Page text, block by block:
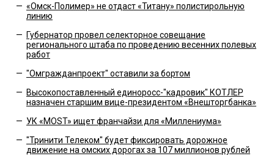
— «Омск-Полимер» не отдаст «Титану» полистирольную
линию
— Губернатор провел селекторное совещание
регионального штаба по проведению весенних полевых
работ
— "Омгражданпроект" оставили за бортом
— Высокопоставленный единоросс-"кадровик" КОТЛЕР
назначен старшим вице-президентом «Внешторгбанка»
— УК «MOST» ищет франчайзи для «Миллениума»
— "Тринити Телеком" будет фиксировать дорожное
движение на омских дорогах за 107 миллионов рублей